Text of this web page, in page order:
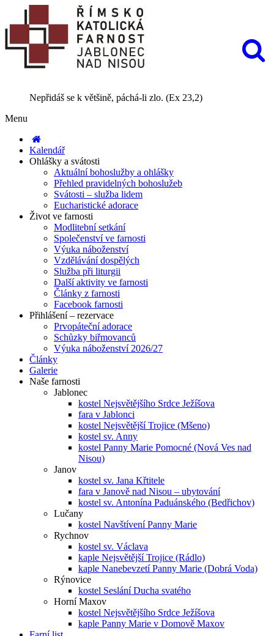
Nepřidáš se k většině, páchá-li zlo. (Ex 23,2)
Menu
Kalendář
Ohlášky a svátosti
Aktuální bohoslužby a ohlášky
Přehled pravidelných bohoslužeb
Svátosti – služba lidem
Eucharistické adorace
Život ve farnosti
Modlitební setkání
Společenství ve farnosti
Výuka náboženství
Vzdělávání dospělých
Služba při liturgii
Další aktivity ve farnosti
Články z farnosti
Facebook farnosti
Přihlášení – rezervace
Prvopáteční adorace
Schůzky biřmovanců
Výuka náboženství 2026/27
Články
Galerie
Naše farnosti
Jablonec
kostel Nejsvětějšího Srdce Ježíšova
fara v Jablonci
kostel Nejsvětější Trojice (Mšeno)
kostel sv. Anny
kostel Panny Marie Pomocné (Nová Ves nad
Nisou)
Janov
kostel sv. Jana Křtitele
fara v Janově nad Nisou – ubytování
kostel sv. Antonína Paduánského (Bedřichov)
Lučany
kostel Navštívení Panny Marie
Rychnov
kostel sv. Václava
kaple Nejsvětější Trojice (Rádlo)
kaple Nanebevzetí Panny Marie (Dobrá Voda)
Rýnovice
kostel Seslání Ducha svatého
Horní Maxov
kostel Nejsvětějšího Srdce Ježíšova
kaple Panny Marie v Domově Maxov